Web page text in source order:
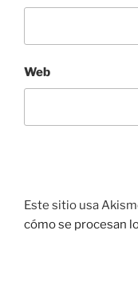
Web
Este sitio usa
cómo se procesan